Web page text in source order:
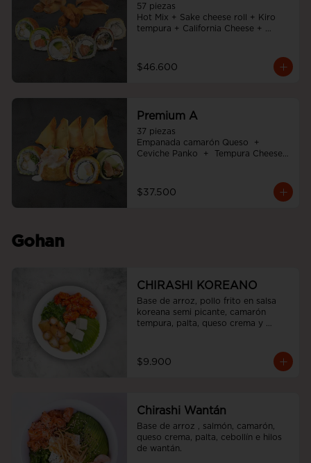
57 piezas
Hot Mix + Sake cheese roll + Kiro
tempura + California Cheese +
$46.600
Premium A
37 piezas
Empanada camarón Queso  +
Ceviche Panko  +  Tempura Cheese
$37.500
Gohan
CHIRASHI KOREANO
Base de arroz, pollo frito en salsa
koreana semi picante, camarón
tempura, palta, queso crema y
$9.900
Chirashi Wantán
Base de arroz , salmón, camarón,
queso crema, palta, cebollín e hilos
de wantán.